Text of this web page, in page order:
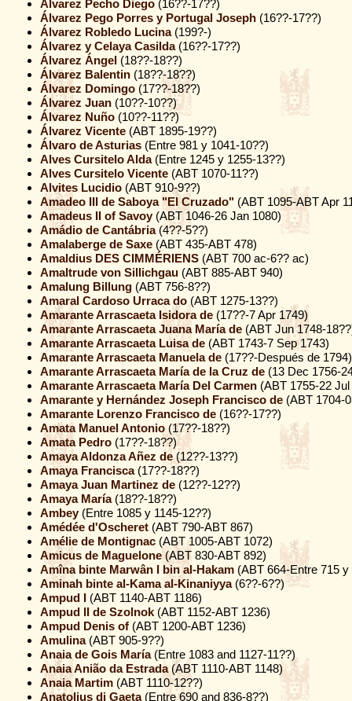
Álvarez Pecho Diego (16??-17??)
Álvarez Pego Porres y Portugal Joseph (16??-17??)
Álvarez Robledo Lucina(199?-)
Álvarez y Celaya Casilda(16??-17??)
Álvarez Ángel (18??-18??)
Álvarez Balentin (18??-18??)
Álvarez Domingo (17??-18??)
Álvarez Juan (10??-10??)
Álvarez Nuño (10??-11??)
Álvarez Vicente (ABT 1895-19??)
Álvaro de Asturias (Entre 981 y 1041-10??)
Alves Cursitelo Alda(Entre 1245 y 1255-13??)
Alves Cursitelo Vicente (ABT 1070-11??)
Alvites Lucidio (ABT 910-9??)
Amadeo III de Saboya "El Cruzado" (ABT 1095-ABT Apr
Amadeus II of Savoy (ABT 1046-26 Jan 1080)
Amádio de Cantábria(4??-5??)
Amalaberge de Saxe (ABT 435-ABT 478)
Amaldius DES CIMMÉRIENS (ABT 700 ac-6?? ac)
Amaltrude von Sillichgau (ABT 885-ABT 940)
Amalung Billung (ABT 756-8??)
Amaral Cardoso Urraca do (ABT 1275-13??)
Amarante Arrascaeta Isidora de (17??-7 Apr 1749)
Amarante Arrascaeta Juana María de (ABT Jun 1748-
Amarante Arrascaeta Luisa de (ABT 1743-7 Sep 1743)
Amarante Arrascaeta Manuela de (17??-Después de 1794)
Amarante Arrascaeta María de la Cruz de (13 Dec 1756-
Amarante Arrascaeta María Del Carmen (ABT 1755-22
Amarante y Hernández Joseph Francisco de (ABT 1704-
Amarante Lorenzo Francisco de (16??-17??)
Amata Manuel Antonio (17??-18??)
Amata Pedro (17??-18??)
Amaya Aldonza Añez de(12??-13??)
Amaya Francisca(17??-18??)
Amaya Juan Martinez de (12??-12??)
Amaya María(18??-18??)
Ambey (Entre 1085 y 1145-12??)
Amédée d'Oscheret (ABT 790-ABT 867)
Amélie de Montignac (ABT 1005-ABT 1072)
Amicus de Maguelone (ABT 830-ABT 892)
Amîna binte Marwân I bin al-Hakam (ABT 664-Entre 715 y
Aminah binte al-Kama al-Kinaniyya(6??-6??)
Ampud I (ABT 1140-ABT 1186)
Ampud II de Szolnok (ABT 1152-ABT 1236)
Ampud Denis of (ABT 1200-ABT 1236)
Amulina(ABT 905-9??)
Anaia de Gois María(Entre 1083 and 1127-11??)
Anaia Anião da Estrada(ABT 1110-ABT 1148)
Anaia Martim (ABT 1110-12??)
Anatolius di Gaeta(Entre 690 and 836-8??)